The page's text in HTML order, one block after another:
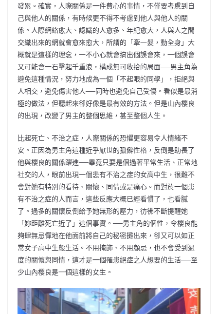
發累。確實，人際關係是一件費心的事情，不僅要考慮到自
己與他人的關係，有時候更不得不考慮到他人與他人的關
係。人際網絡愈大、認識的人愈多、年紀愈大，人與人之間
交織出來的網就會愈來愈大，所謂的「牽一髮，動全身」大
概就是這樣的理念，一不小心就會搞出個誤會來，一個誤會
又可能會一石擊起千重浪，構成無可收拾的局面──男主角為
避免這種情況，努力地成為一個「不起眼的同學」，拒絕與
人相交，避免傷害他人──同時也避免自己受傷。看似是最消
極的做法，但聽起來卻好像是最有效的方法。但是山內櫻良
的出現，改變了男主的整個思維，甚至整個人生。
比起死亡、不治之症，人際關係的恐懼更容易令人情緒不
安。正因為男主角這種近乎厭世的孤僻性格，反倒是助長了
他與櫻良的關係躍進──畢竟只要是個過著平常生活、正常地
社交的人，眼前出現一個患有不治之症的女高中生，很難不
會對她有特別的看待、關懷、同情或是痛心。而對於一個患
有不治之症的人而言，這些反應大概已經看慣了，也看膩
了。過多的關懷反倒給予她無形的壓力，彷彿不斷提醒她
「妳距離死亡近了」這個事實。──男主角的個性，令櫻良能
夠肆無忌憚地在他面前將自己的秘密攤出來，卻又可以如正
常女子高中生般生活。不用掩飾、不用顧忌，也不會受到過
度的關懷與同情，這才是一個罹患絕症之人想要的生活──至
少山內櫻良是一個這樣的女生。